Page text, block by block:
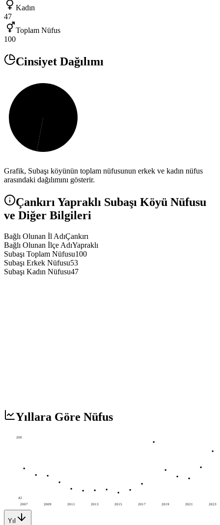
Kadın
47
Toplam Nüfus
100
Cinsiyet Dağılımı
Grafik, Subaşı köyünün toplam nüfusunun erkek ve kadın nüfus
arasındaki dağılımını gösterir.
Çankırı Yapraklı Subaşı Köyü Nüfusu
ve Diğer Bilgileri
Bağlı Olunan İl AdıÇankırı
Bağlı Olunan İlçe AdıYapraklı
Subaşı Toplam Nüfusu100
Subaşı Erkek Nüfusu53
Subaşı Kadın Nüfusu47
Yıllara Göre Nüfus
2007 2009 2011 2013 2015 2017 2019 2021 2023
200
42
Yıl